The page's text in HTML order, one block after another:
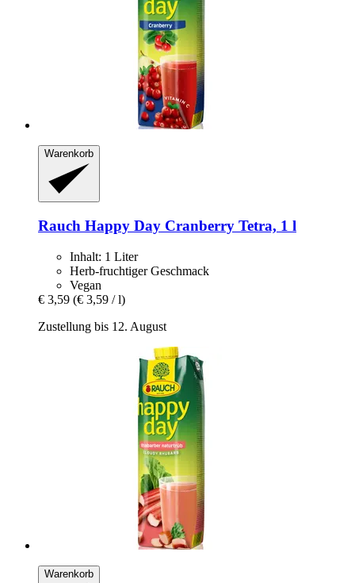
Warenkorb
Rauch Happy Day Cranberry Tetra, 1 l
Inhalt: 1 Liter
Herb-fruchtiger Geschmack
Vegan
€ 3,59 (€ 3,59 / l)
Zustellung bis 12. August
Warenkorb